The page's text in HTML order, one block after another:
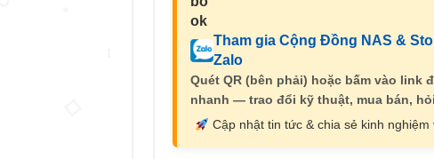
Tham gia Cộng Đồng NAS &
Zalo
Quét QR (bên phải) hoặc bấm vào link
nhanh — trao đổi kỹ thuật, mua bán,
Cập nhật tin tức & chia sẻ kinh